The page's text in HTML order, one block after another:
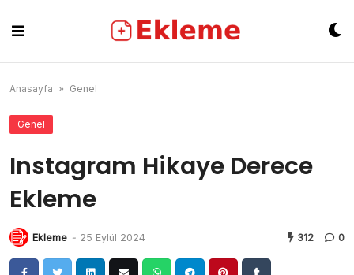
content
Anasayfa » Genel
Genel
Instagram Hikaye Derece
Ekleme
Ekleme - 25 Eylül 2024 312 0